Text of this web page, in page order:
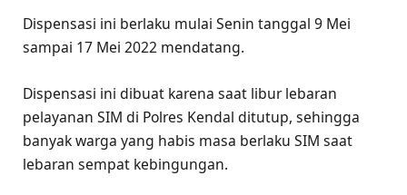
Dispensasi ini berlaku mulai Senin tanggal 9 Mei
sampai 17 Mei 2022 mendatang.
Dispensasi ini dibuat karena saat libur lebaran
pelayanan SIM di Polres Kendal ditutup, sehingga
banyak warga yang habis masa berlaku SIM saat
lebaran sempat kebingungan.